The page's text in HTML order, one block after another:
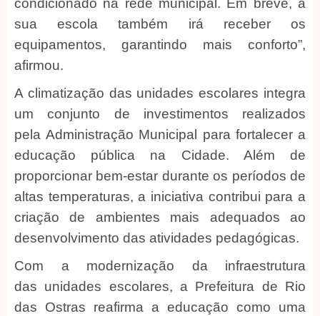
condicionado na rede municipal. Em breve, a
sua escola também irá receber os
equipamentos, garantindo mais conforto”,
afirmou.
A climatização das unidades escolares integra
um conjunto de investimentos realizados
pela Administração Municipal para fortalecer a
educação pública na Cidade. Além de
proporcionar bem-estar durante os períodos de
altas temperaturas, a iniciativa contribui para a
criação de ambientes mais adequados ao
desenvolvimento das atividades pedagógicas.
Com a modernização da infraestrutura
das unidades escolares, a Prefeitura de Rio
das Ostras reafirma a educação como uma